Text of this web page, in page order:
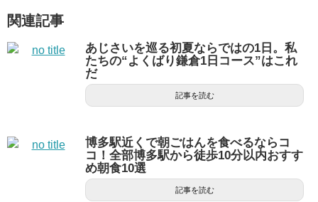
関連記事
あじさいを巡る初夏ならではの1日。私
たちの“よくばり鎌倉1日コース”はこれ
だ
記事を読む
博多駅近くで朝ごはんを食べるならコ
コ！全部博多駅から徒歩10分以内おすす
め朝食10選
記事を読む